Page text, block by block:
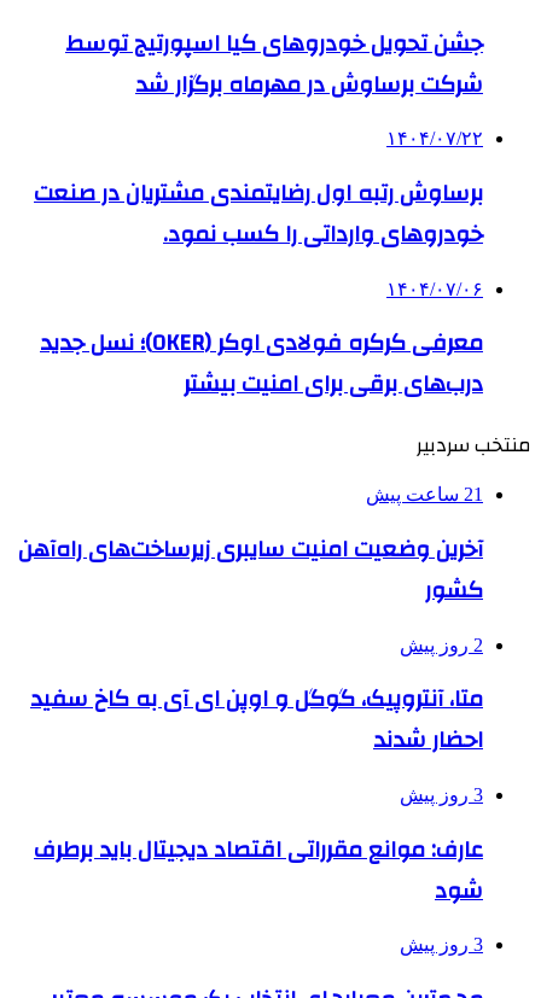
جشن تحویل خودروهای کیا اسپورتیج توسط
شرکت برساوش در مهرماه برگزار شد
۱۴۰۴/۰۷/۲۲
برساوش رتبه اول رضایتمندی مشتریان در صنعت
خودروهای وارداتی را کسب نمود.
۱۴۰۴/۰۷/۰۶
معرفی کرکره فولادی اوکر (OKER)؛ نسل جدید
درب‌های برقی برای امنیت بیشتر
منتخب سردبیر
21 ساعت پیش
آخرین وضعیت امنیت سایبری زیرساخت‌های راه‌آهن
کشور
2 روز پیش
متا، آنتروپیک، گوگل و اوپن ای آی به کاخ سفید
احضار شدند
3 روز پیش
عارف: موانع مقرراتی اقتصاد دیجیتال باید برطرف
شود
3 روز پیش